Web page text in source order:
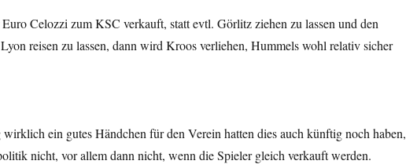
Celozzi zum KSC verkauft, statt evtl. Görlitz ziehen zu lassen und den
reisen zu lassen, dann wird Kroos verliehen, Hummels wohl relativ sicher
ein gutes Händchen für den Verein hatten dies auch künftig noch haben,
nicht, vor allem dann nicht, wenn die Spieler gleich verkauft werden.